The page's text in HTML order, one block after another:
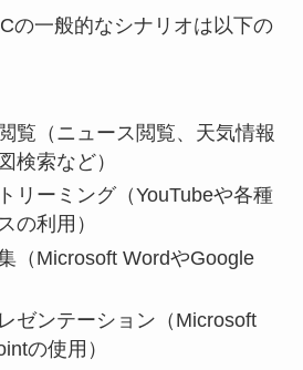
の一般的なシナリオは以下の
覧（ニュース閲覧、天気情報
検索など）
リーミング（YouTubeや各種
の利用）
（Microsoft WordやGoogle
ゼンテーション（Microsoft
の使用）